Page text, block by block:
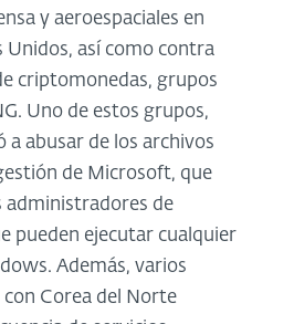
y aeroespaciales en
Unidos, así como contra
criptomonedas, grupos
Uno de estos grupos,
a abusar de los archivos
de Microsoft, que
administradores de
pueden ejecutar cualquier
Además, varios
Corea del Norte